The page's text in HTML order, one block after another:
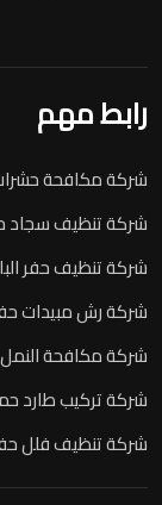
رابط مهم
شركة مكافحة
شركة تنظيف سجاد
شركة تنظيف حفر
شركة رش مبيدات
شركة مكافحة النمل
شركة تركيب طارد
شركة تنظيف فلل